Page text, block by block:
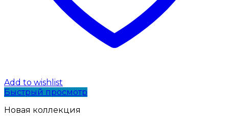
Add to wishlist
Быстрый просмотр
Новая коллекция